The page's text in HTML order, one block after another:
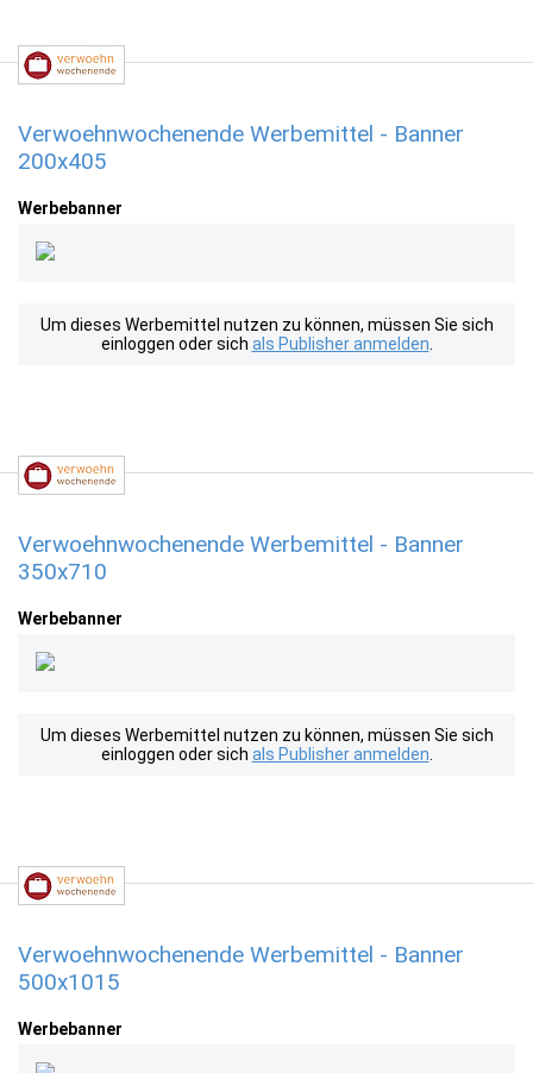
Verwoehnwochenende Werbemittel - Banner
200x405
Werbebanner
Um dieses Werbemittel nutzen zu können, müssen Sie sich
einloggen oder sich als Publisher anmelden
Verwoehnwochenende Werbemittel - Banner
350x710
Werbebanner
Um dieses Werbemittel nutzen zu können, müssen Sie sich
einloggen oder sich als Publisher anmelden
Verwoehnwochenende Werbemittel - Banner
500x1015
Werbebanner